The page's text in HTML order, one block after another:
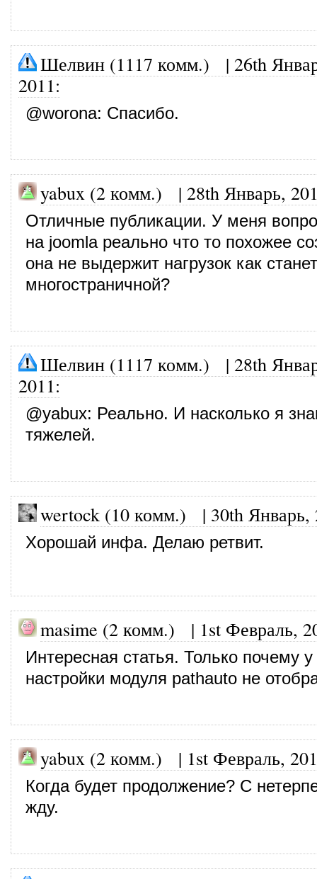
Шелвин (1117 комм.) | 26th
2011:
@worona: Спасибо.
yabux (2 комм.) | 28th Январь,
Отличные публикации. У меня
на joomla реально что то похожее
она не выдержит нагрузок как станет
многостраничной?
Шелвин (1117 комм.) | 28th
2011:
@yabux: Реально. И насколько я
тяжелей.
wertock (10 комм.) | 30th Январь,
Хорошай инфа. Делаю ретвит.
masime (2 комм.) | 1st Февраль,
Интересная статья. Только почему
настройки модуля pathauto не
yabux (2 комм.) | 1st Февраль,
Когда будет продолжение? С
жду.